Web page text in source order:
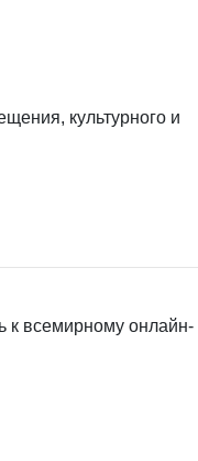
культурного и
к всемирному онлайн-